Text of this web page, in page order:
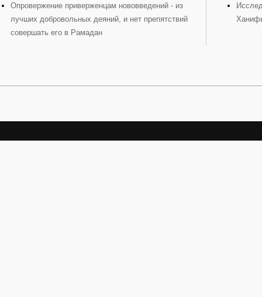
Опровержение приверженцам нововведений - из
лучших добровольных деяний, и нет препятствий
совершать его в Рамадан